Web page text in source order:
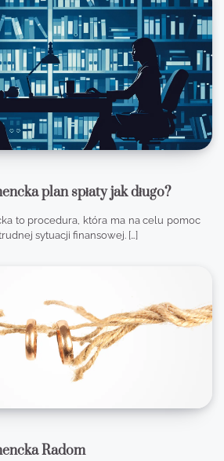
plan spłaty jak długo?
to procedura, która ma na celu pomoc
sytuacji finansowej. […]
Radom